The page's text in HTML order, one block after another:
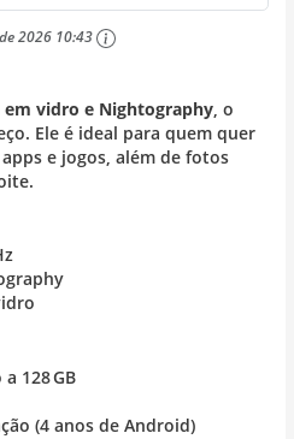
2026 10:43
em vidro e Nightography , o
Ele é ideal para quem quer
e jogos, além de fotos
128 GB
(4 anos de Android)